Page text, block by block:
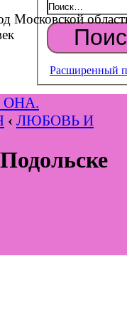
Московской
Расширенный
ОНА.
‹ ЛЮБОВЬ И